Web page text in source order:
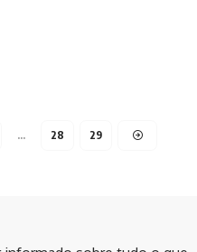
… 28 29